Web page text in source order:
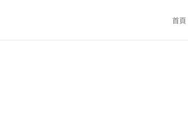
首頁